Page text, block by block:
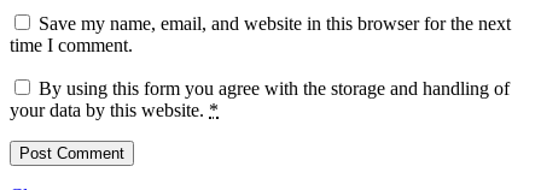
Save my name, email, and website in this browser for the next
time I comment.
By using this form you agree with the storage and handling of
your data by this website. *